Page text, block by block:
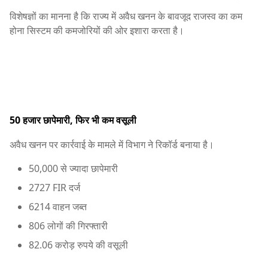
विशेषज्ञों का मानना है कि राज्य में अवैध खनन के बावजूद राजस्व का कम
होना सिस्टम की कमजोरियों की ओर इशारा करता है।
50 हजार छापेमारी, फिर भी कम वसूली
अवैध खनन पर कार्रवाई के मामले में विभाग ने रिकॉर्ड बनाया है।
50,000 से ज्यादा छापेमारी
2727 FIR दर्ज
6214 वाहन जब्त
806 लोगों की गिरफ्तारी
82.06 करोड़ रुपये की वसूली